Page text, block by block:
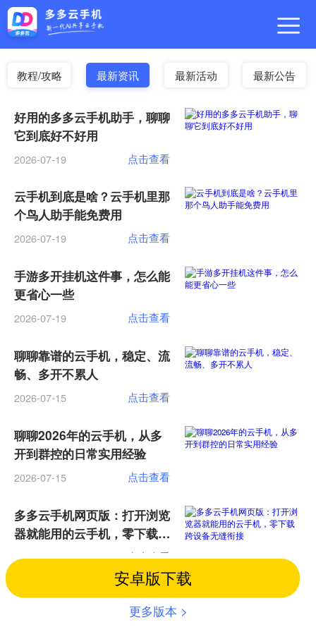
教程/攻略 最新资讯 最新活动 最新公告
好用的多多云手机助手，聊聊
它到底好不好用
2026-07-19 点击查看
云手机到底是啥？云手机里那
个鸟人助手能免费用
2026-07-19 点击查看
手游多开挂机这件事，怎么能
更省心一些
2026-07-19 点击查看
聊聊靠谱的云手机，稳定、流
畅、多开不累人
2026-07-15 点击查看
聊聊2026年的云手机，从多
开到群控的日常实用经验
2026-07-15 点击查看
多多云手机网页版：打开浏览
器就能用的云手机，零下载跨
2026-07-13 点击查看
加载更多
安卓版下载
更多版本 >